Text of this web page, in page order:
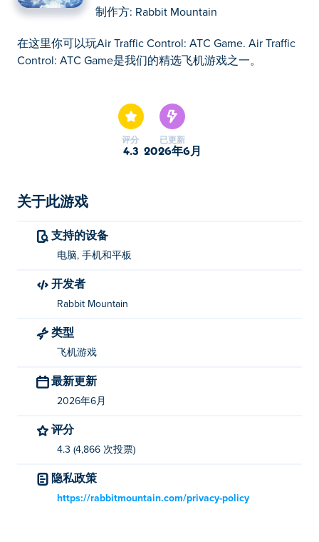
制作方: Rabbit Mountain
在这里你可以玩Air Traffic Control: ATC Game. Air Traffic
Control: ATC Game是我们的精选飞机游戏之一。
评分
4.3
已更新
2026年6月
关于此游戏
支持的设备
电脑, 手机和平板
开发者
Rabbit Mountain
类型
飞机游戏
最新更新
2026年6月
评分
4.3 (4,866 次投票)
隐私政策
https://rabbitmountain.com/privacy-policy